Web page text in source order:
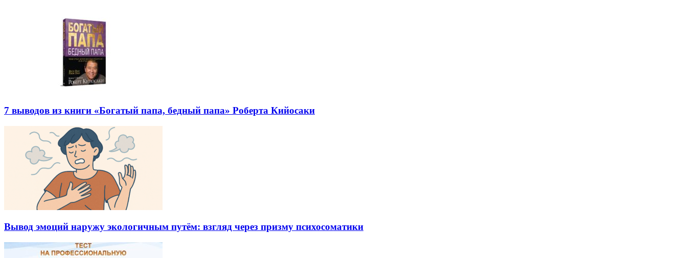
7 выводов из книги «Богатый папа, бедный папа» Роберта Кийосаки
Вывод эмоций наружу экологичным путём: взгляд через призму психосоматики